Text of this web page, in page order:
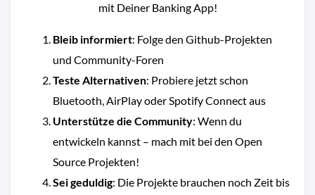
mit Deiner Banking App!
Bleib informiert: Folge den Github-Projekten
und Community-Foren
Teste Alternativen: Probiere jetzt schon
Bluetooth, AirPlay oder Spotify Connect aus
Unterstütze die Community: Wenn du
entwickeln kannst – mach mit bei den Open
Source Projekten!
Sei geduldig: Die Projekte brauchen noch Zeit bis